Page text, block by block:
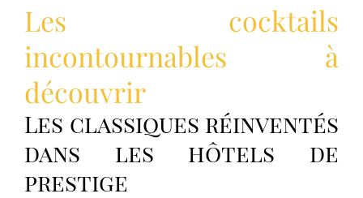
Les cocktails
incontournables à
découvrir
Les classiques réinventés
dans les hôtels de
prestige